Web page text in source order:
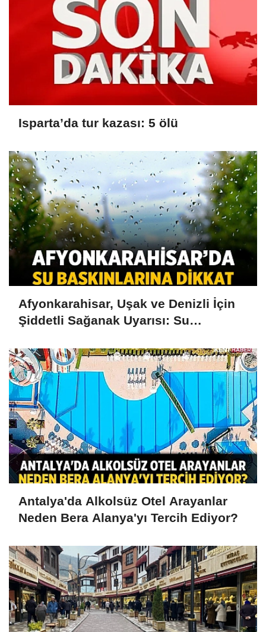
Isparta’da tur kazası: 5 ölü
Afyonkarahisar, Uşak ve Denizli İçin
Şiddetli Sağanak Uyarısı: Su
Antalya'da Alkolsüz Otel Arayanlar
Neden Bera Alanya'yı Tercih Ediyor?